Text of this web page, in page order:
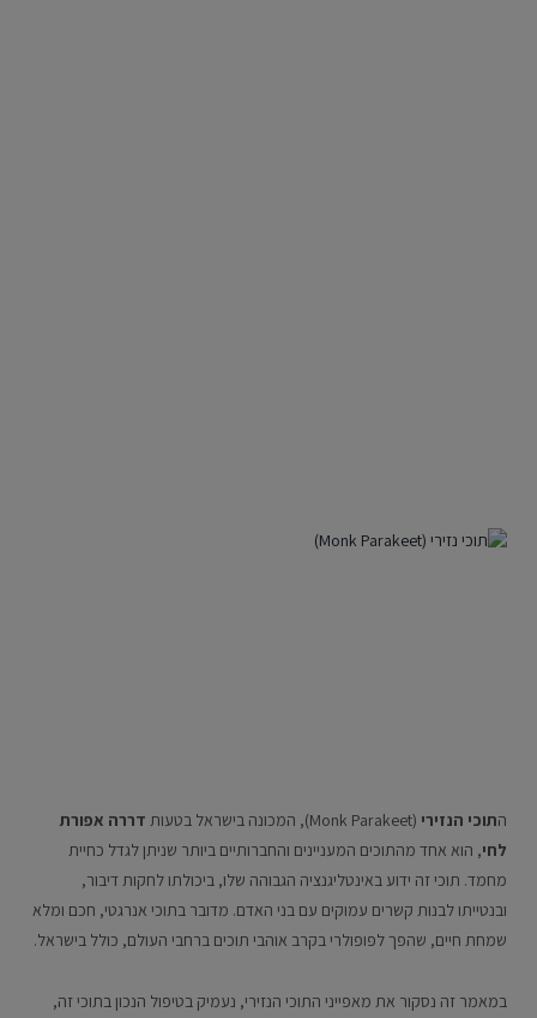
התוכי הנזירי (Monk Parakeet), המכונה בישראל בטעות
דררה אפורת
לחי, הוא אחד מהתוכים המעניינים והחברותיים ביותר שניתן לגדל כחיית
מחמד. תוכי זה ידוע באינטליגנציה הגבוהה שלו, ביכולתו לחקות דיבור,
ובנטייתו לבנות קשרים עמוקים עם בני האדם. מדובר בתוכי אנרגטי, חכם ומלא
שמחת חיים, שהפך לפופולרי בקרב אוהבי תוכים ברחבי העולם, כולל בישראל.
במאמר זה נסקור את מאפייני התוכי הנזירי, נעמיק בטיפול הנכון בתוכי זה,